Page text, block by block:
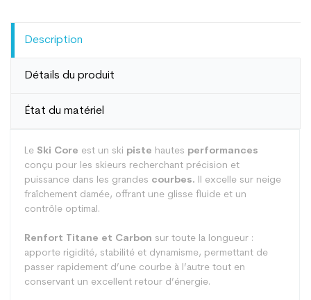
Description
Détails du produit
État du matériel
Le Ski Core est un ski piste hautes performances
conçu pour les skieurs recherchant précision et
puissance dans les grandes courbes. Il excelle sur neige
fraîchement damée, offrant une glisse fluide et un
contrôle optimal.
Renfort Titane et Carbon sur toute la longueur :
apporte rigidité, stabilité et dynamisme, permettant de
passer rapidement d’une courbe à l’autre tout en
conservant un excellent retour d’énergie.